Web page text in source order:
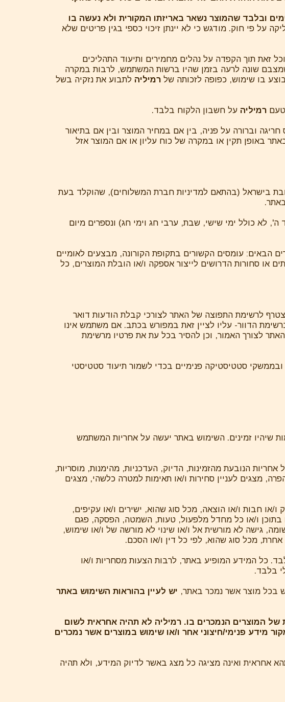
14 ימים ובלבד שהמוצר נשאר באריזתו המקורית ולא נעשה בו
100 ₪ לפי הנמוך מבניהם + 9.90 ש"ח עמלת סליקה על פי חוק. מודגש כי לא יינתן זיכוי כספי בגין פריטים שלא
זאת תוך הקפדה על נהלים מחמירים ותיעוד התהליכים
שונה לרעה בזמן שהיו ברשות המשתמש, לרבות במקרה
בו שימוש, כפופה לזכותה של רמיליה לתבוע את נזקיה בשל
רמיליה על חשבון הלקוח בלבד.
וברורה על פניה, בין אם במחיר המוצר ובין אם בתיאור
באופן תקין או במקרה של כוח עליון או אם המוצר אזל
בישראל (בהתאם למדיניות חברת המשלוחים), שהוקלד בעת
לא כולל ימי שישי, שבת, ערבי חג וימי חג) ונספרים מיום
הבאים: עומסים הקשורים בתקופת הקורונה, מבצעים לאומיים
או סחורות הדרושים לייצור אספקה ו/או הובלת המוצרים, כל
לרשימת התפוצה של האתר לצורכי קבלת הודעות דואר
הדוור- עליו לציין זאת במפורש בכתב. אם משתמש אינו
לצורך האמור, וכן להסיר בכל עת את פרטיו מרשימת
ובממשקי סטטיסטיקה פנימיים בכדי לשמור תיעוד סטטיסטי
שיהיו זמינים. השימוש באתר יעשה על אחריות המשתמש
הנובעת מהזמינות, הדיוק, העדכניות, מהימנות, מוסריות,
מצגים לעניין סחירות ו/או תאימות למטרה כלשהי, מצגים
ו/או חבות ו/או הוצאה, מכל סוג שהוא, ישירים ו/או עקיפים,
בתוכן ו/או כל מחדל מלפעול, טעות, השמטה, הפסקה, פגם
גישה לא מורשית אל ו/או שינוי לא מורשה של ו/או שימוש,
מכל סוג שהוא, לפי כל דין ו/או הסכם.
כל המידע המופיע באתר, לרבות הצעות מסחריות ו/או
בלבד.
יש לעיין בהוראות השימוש באתר
של המוצרים הנמכרים בו. רמיליה לא תהיה אחראית לשום
מידע פנימי/חיצוני אחר ו/או שימוש במוצרים אשר נמכרים
אחראית ואינה מציגה כל מצג באשר לדיוק המידע, ולא תהיה